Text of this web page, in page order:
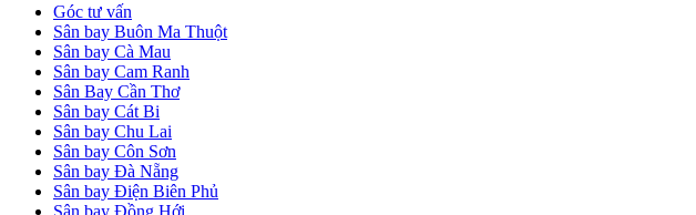
Góc tư vấn
Sân bay Buôn Ma Thuột
Sân bay Cà Mau
Sân bay Cam Ranh
Sân Bay Cần Thơ
Sân bay Cát Bi
Sân bay Chu Lai
Sân bay Côn Sơn
Sân bay Đà Nẵng
Sân bay Điện Biên Phủ
Sân bay Đồng Hới